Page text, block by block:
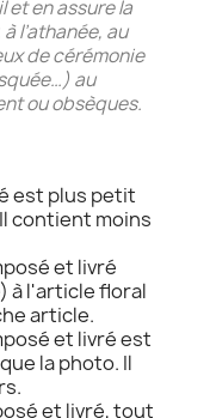
et en assure la
l’athanée, au
de cérémonie
au
ou obsèques.
est plus petit
contient moins
et livré
à l'article floral
article.
et livré est
la photo. Il
et livré, tout